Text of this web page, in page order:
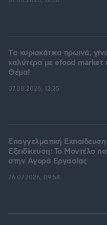
Tα κυριακάτικα πρωινά,
καλύτερα με efood market
Θέμα!
07.08.2026, 12:25
Επαγγελματική
Εξειδίκευση: Το Mοντέλο
στην Aγορά Eργασίας
26.07.2026, 09:54